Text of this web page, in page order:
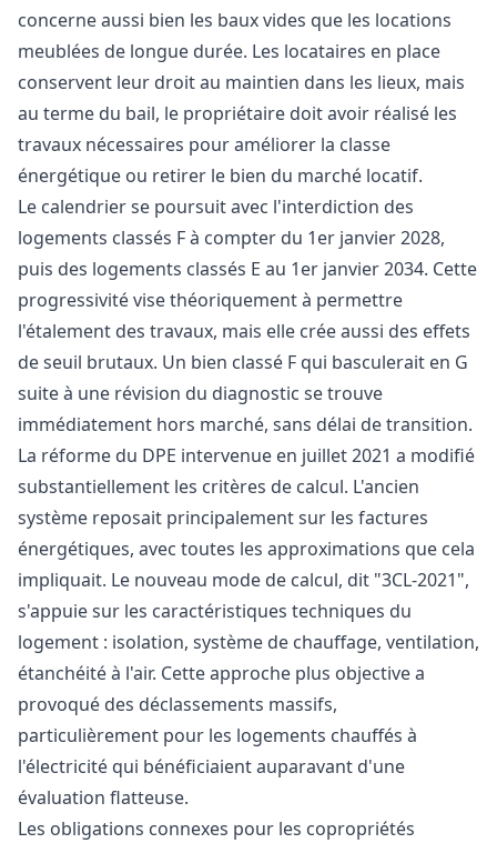
concerne aussi bien les baux vides que les locations
meublées de longue durée. Les locataires en place
conservent leur droit au maintien dans les lieux, mais
au terme du bail, le propriétaire doit avoir réalisé les
travaux nécessaires pour améliorer la classe
énergétique ou retirer le bien du marché locatif.
Le calendrier se poursuit avec l'interdiction des
logements classés F à compter du 1er janvier 2028,
puis des logements classés E au 1er janvier 2034. Cette
progressivité vise théoriquement à permettre
l'étalement des travaux, mais elle crée aussi des effets
de seuil brutaux. Un bien classé F qui basculerait en G
suite à une révision du diagnostic se trouve
immédiatement hors marché, sans délai de transition.
La réforme du DPE intervenue en juillet 2021 a modifié
substantiellement les critères de calcul. L'ancien
système reposait principalement sur les factures
énergétiques, avec toutes les approximations que cela
impliquait. Le nouveau mode de calcul, dit "3CL-2021",
s'appuie sur les caractéristiques techniques du
logement : isolation, système de chauffage, ventilation,
étanchéité à l'air. Cette approche plus objective a
provoqué des déclassements massifs,
particulièrement pour les logements chauffés à
l'électricité qui bénéficiaient auparavant d'une
évaluation flatteuse.
Les obligations connexes pour les copropriétés